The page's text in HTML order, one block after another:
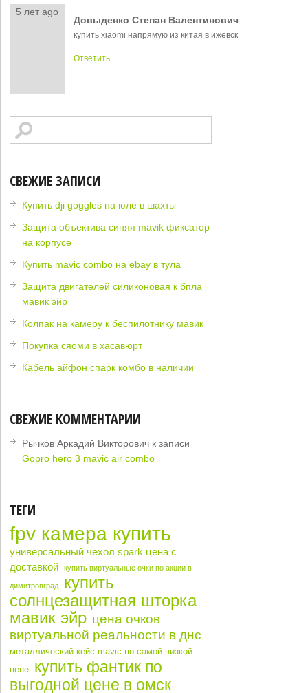
5 лет ago
Довыденко Степан Валентинович
купить xiaomi напрямую из китая в ижевск
Ответить
СВЕЖИЕ ЗАПИСИ
Купить dji goggles на юле в шахты
Защита объектива синяя mavik фиксатор
на корпусе
Купить mavic combo на ebay в тула
Защита двигателей силиконовая к бпла
мавик эйр
Колпак на камеру к беспилотнику мавик
Покупка сяоми в хасавюрт
Кабель айфон спарк комбо в наличии
СВЕЖИЕ КОММЕНТАРИИ
Рычков Аркадий Викторович к записи
Gopro hero 3 mavic air combo
ТЕГИ
fpv камера купить
универсальный чехол spark цена с
доставкой
купить виртуальные очки по акции в
димитровград
купить
солнцезащитная шторка
мавик эйр цена очков
виртуальной реальности в днс
металлический кейс mavic по самой низкой
цене купить фантик по
выгодной цене в омск